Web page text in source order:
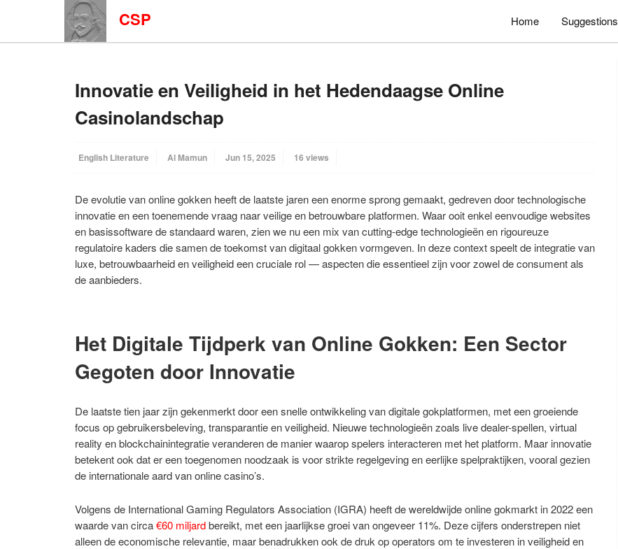
CSP Home Suggestions
Innovatie en Veiligheid in het Hedendaagse Online
Casinolandschap
English Literature Al Mamun Jun 15, 2025 16 views
De evolutie van online gokken heeft de laatste jaren een enorme sprong gemaakt, gedreven door technologische
innovatie en een toenemende vraag naar veilige en betrouwbare platformen. Waar ooit enkel eenvoudige websites
en basissoftware de standaard waren, zien we nu een mix van cutting-edge technologieën en rigoureuze
regulatoire kaders die samen de toekomst van digitaal gokken vormgeven. In deze context speelt de integratie van
luxe, betrouwbaarheid en veiligheid een cruciale rol — aspecten die essentieel zijn voor zowel de consument als
de aanbieders.
Het Digitale Tijdperk van Online Gokken: Een Sector
Gegoten door Innovatie
De laatste tien jaar zijn gekenmerkt door een snelle ontwikkeling van digitale gokplatformen, met een groeiende
focus op gebruikersbeleving, transparantie en veiligheid. Nieuwe technologieën zoals live dealer-spellen, virtual
reality en blockchainintegratie veranderen de manier waarop spelers interacteren met het platform. Maar innovatie
betekent ook dat er een toegenomen noodzaak is voor strikte regelgeving en eerlijke spelpraktijken, vooral gezien
de internationale aard van online casino’s.
Volgens de International Gaming Regulators Association (IGRA) heeft de wereldwijde online gokmarkt in 2022 een
waarde van circa€60 miljardbereikt, met een jaarlijkse groei van ongeveer 11%. Deze cijfers onderstrepen niet
alleen de economische relevantie, maar benadrukken ook de druk op operators om te investeren in veiligheid en